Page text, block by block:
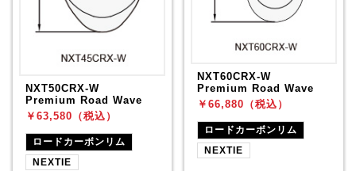
NXT50CRX-W
Premium Road Wave
￥63,580（税込）
ロードカーボンリム
NEXTIE
NXT60CRX-W
Premium Road Wave
￥66,880（税込）
ロードカーボンリム
NEXTIE